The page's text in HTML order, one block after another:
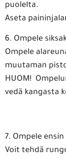
puolelta.
Aseta
6. Ompele
Ompele
muutaman
HUOM!
vedä kangasta
7. Ompele
Voit tehdä